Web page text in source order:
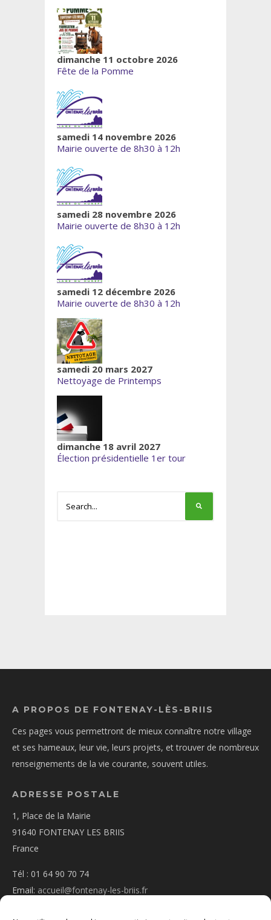
dimanche 11 octobre 2026
Fête de la Pomme
samedi 14 novembre 2026
Mairie ouverte de 8h30 à 12h
samedi 28 novembre 2026
Mairie ouverte de 8h30 à 12h
samedi 12 décembre 2026
Mairie ouverte de 8h30 à 12h
samedi 20 mars 2027
Nettoyage de Printemps
dimanche 18 avril 2027
Élection présidentielle 1er tour
A PROPOS DE FONTENAY-LÈS-BRIIS
Ces pages vous permettront de mieux connaître notre village
et ses hameaux, leur vie, leurs projets, et trouver de nombreux
renseignements de la vie courante, souvent utiles.
ADRESSE POSTALE
1, Place de la Mairie
91640 FONTENAY LES BRIIS
France
Tél : 01 64 90 70 74
Email: accueil@fontenay-les-briis.fr